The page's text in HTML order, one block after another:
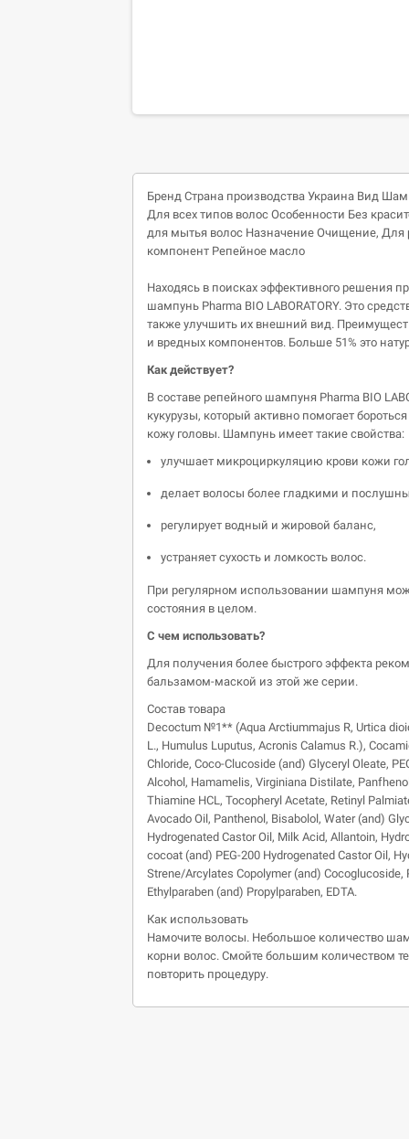
Бренд Страна производства Украина Вид
Для всех типов волос Особенности Без
для мытья волос Назначение Очищение, Для
компонент Репейное масло
Находясь в поисках эффективного решения
шампунь Pharma BIO LABORATORY. Это
также улучшить их внешний вид.
и вредных компонентов. Больше 51% это
Как действует?
В составе репейного шампуня Pharma BIO
кукурузы, который активно помогает
кожу головы. Шампунь имеет такие свойства:
улучшает микроциркуляцию крови кожи
делает волосы более гладкими и
регулирует водный и жировой баланс,
устраняет сухость и ломкость волос.
При регулярном использовании шампуня
состояния в целом.
С чем использовать?
Для получения более быстрого эффекта
бальзамом-маской из этой же серии.
Состав товара
Decoctum №1** (Aqua Arctiummajus R, Urtica
L., Humulus Luputus, Acronis Calamus R.),
Chloride, Coco-Clucoside (and) Glyceryl Oleate,
Alcohol, Hamamelis, Virginiana Distilate,
Thiamine HCL, Tocopheryl Acetate, Retinyl
Avocado Oil, Panthenol, Bisabolol, Water (and)
Hydrogenated Castor Oil, Milk Acid, Allantoin,
cocoat (and) PEG-200 Hydrogenated Castor Oil,
Strene/Arcylates Copolymer (and)
Ethylparaben (and) Propylparaben, EDTA.
Как использовать
Намочите волосы. Небольшое количество
корни волос. Смойте большим количеством
повторить процедуру.